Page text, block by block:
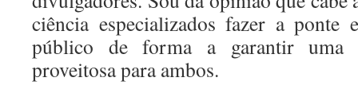
ciência especializados fazer a ponte
público de forma a garantir uma
proveitosa para ambos.